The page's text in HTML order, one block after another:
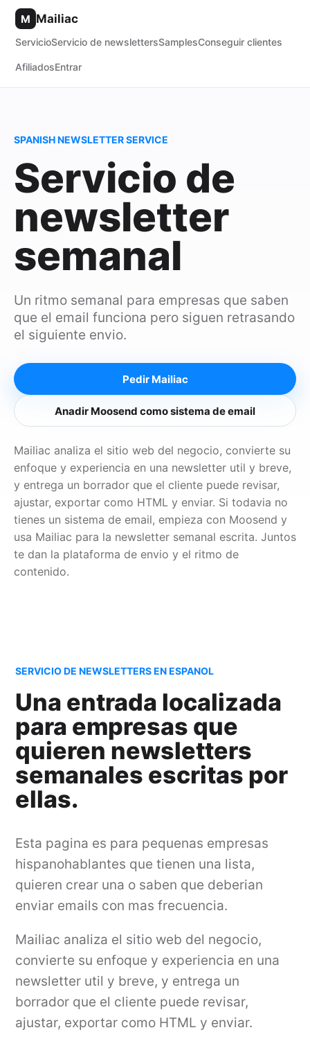
M Mailiac
ServicioServicio de newslettersSamplesConseguir clientes
AfiliadosEntrar
SPANISH NEWSLETTER SERVICE
Servicio de
newsletter
semanal
Un ritmo semanal para empresas que saben
que el email funciona pero siguen retrasando
el siguiente envio.
Pedir Mailiac
Anadir Moosend como sistema de email
Mailiac analiza el sitio web del negocio, convierte su
enfoque y experiencia en una newsletter util y breve,
y entrega un borrador que el cliente puede revisar,
ajustar, exportar como HTML y enviar. Si todavia no
tienes un sistema de email, empieza con Moosend y
usa Mailiac para la newsletter semanal escrita. Juntos
te dan la plataforma de envio y el ritmo de
contenido.
SERVICIO DE NEWSLETTERS EN ESPANOL
Una entrada localizada
para empresas que
quieren newsletters
semanales escritas por
ellas.
Esta pagina es para pequenas empresas
hispanohablantes que tienen una lista,
quieren crear una o saben que deberian
enviar emails con mas frecuencia.
Mailiac analiza el sitio web del negocio,
convierte su enfoque y experiencia en una
newsletter util y breve, y entrega un
borrador que el cliente puede revisar,
ajustar, exportar como HTML y enviar.